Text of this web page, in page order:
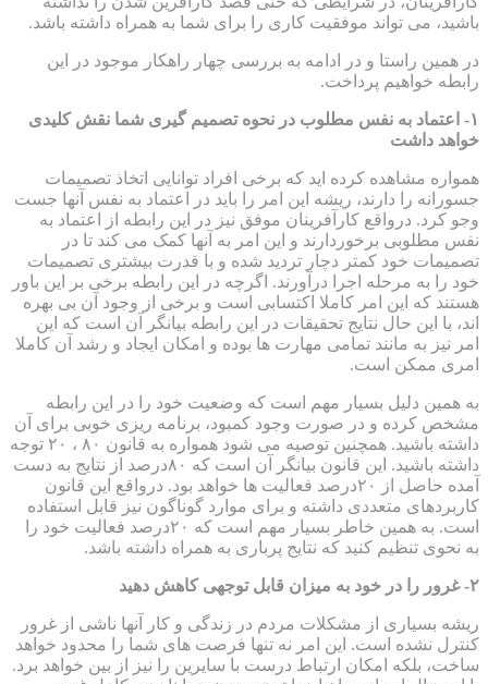
باشید، می تواند موفقیت کاری را برای شما به همراه داشته باشد.
در همین راستا و در ادامه به بررسی چهار راهکار موجود در این
رابطه خواهیم پرداخت.
۱- اعتماد به نفس مطلوب در نحوه تصمیم گیری شما نقش کلیدی
خواهد داشت
همواره مشاهده کرده اید که برخی افراد توانایی اتخاذ تصمیمات
جسورانه را دارند، ریشه این امر را باید در اعتماد به نفس آنها جست
وجو کرد. درواقع کارآفرینان موفق نیز در این رابطه از اعتماد به
نفس مطلوبی برخوردارند و این امر به آنها کمک می کند تا در
تصمیمات خود کمتر دچار تردید شده و با قدرت بیشتری تصمیمات
خود را به مرحله اجرا درآورند. اگرچه در این رابطه برخی بر این باور
هستند که این امر کاملا اکتسابی است و برخی از وجود آن بی بهره
اند، با این حال نتایج تحقیقات در این رابطه بیانگر آن است که این
امر نیز به مانند تمامی مهارت ها بوده و امکان ایجاد و رشد آن کاملا
امری ممکن است.
به همین دلیل بسیار مهم است که وضعیت خود را در این رابطه
مشخص کرده و در صورت وجود کمبود، برنامه ریزی خوبی برای آن
داشته باشید. همچنین توصیه می شود همواره به قانون ۸۰ ، ۲۰ توجه
داشته باشید. این قانون بیانگر آن است که ۸۰درصد از نتایج به دست
آمده حاصل از ۲۰درصد فعالیت ها خواهد بود. درواقع این قانون
کاربردهای متعددی داشته و برای موارد گوناگون نیز قابل استفاده
است. به همین خاطر بسیار مهم است که ۲۰درصد فعالیت خود را
به نحوی تنظیم کنید که نتایج پرباری به همراه داشته باشد.
۲- غرور را در خود به میزان قابل توجهی کاهش دهید
ریشه بسیاری از مشکلات مردم در زندگی و کار آنها ناشی از غرور
کنترل نشده است. این امر نه تنها فرصت های شما را محدود خواهد
ساخت، بلکه امکان ارتباط درست با سایرین را نیز از بین خواهد برد.